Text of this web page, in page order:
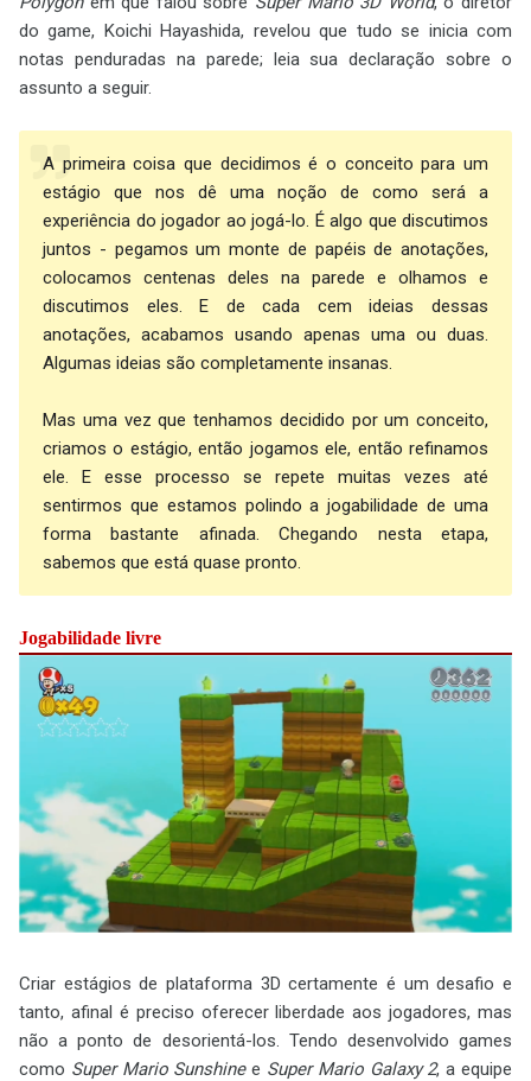
do game, Koichi Hayashida, revelou que tudo se inicia com
notas penduradas na parede; leia sua declaração sobre o
assunto a seguir.
A primeira coisa que decidimos é o conceito para um
estágio que nos dê uma noção de como será a
experiência do jogador ao jogá-lo. É algo que discutimos
juntos - pegamos um monte de papéis de anotações,
colocamos centenas deles na parede e olhamos e
discutimos eles. E de cada cem ideias dessas
anotações, acabamos usando apenas uma ou duas.
Algumas ideias são completamente insanas.
Mas uma vez que tenhamos decidido por um conceito,
criamos o estágio, então jogamos ele, então refinamos
ele. E esse processo se repete muitas vezes até
sentirmos que estamos polindo a jogabilidade de uma
forma bastante afinada. Chegando nesta etapa,
sabemos que está quase pronto.
Jogabilidade livre
Criar estágios de plataforma 3D certamente é um desafio e
tanto, afinal é preciso oferecer liberdade aos jogadores, mas
não a ponto de desorientá-los. Tendo desenvolvido games
como Super Mario Sunshinee Super Mario Galaxy 2, a equipe